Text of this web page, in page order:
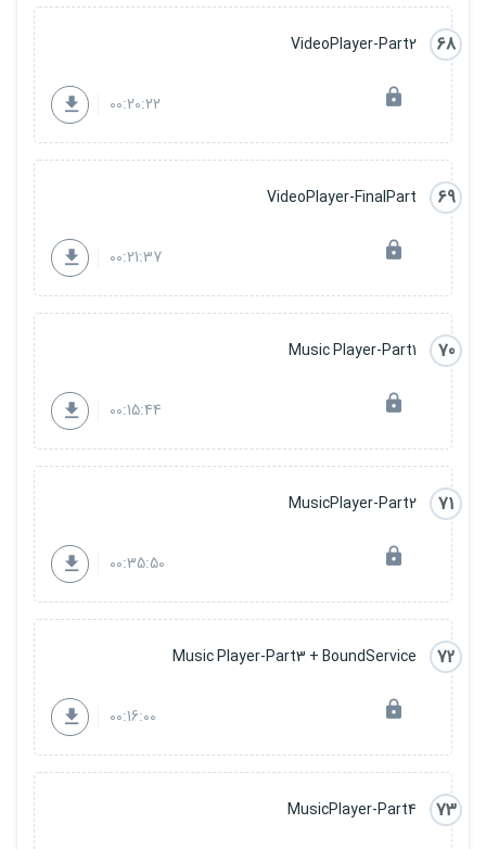
68
VideoPlayer-Part2
00:20:22
69
VideoPlayer-FinalPart
00:21:37
70
Music Player-Part1
00:15:44
71
MusicPlayer-Part2
00:35:50
72
Music Player-Part3 + BoundService
00:16:00
73
MusicPlayer-Part4